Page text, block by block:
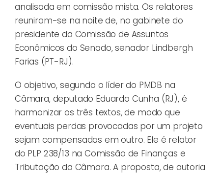
analisada em comissão mista. Os relatores
reuniram-se na noite de, no gabinete do
presidente da Comissão de Assuntos
Econômicos do Senado, senador Lindbergh
Farias (PT-RJ).
O objetivo, segundo o líder do PMDB na
Câmara, deputado Eduardo Cunha (RJ), é
harmonizar os três textos, de modo que
eventuais perdas provocadas por um projeto
sejam compensadas em outro. Ele é relator
do PLP 238/13 na Comissão de Finanças e
Tributação da Câmara. A proposta, de autoria